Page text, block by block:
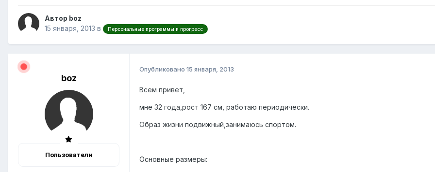
Автор boz
15 января, 2013 в Персональные программы и прогресс
boz
Пользователи
Опубликовано 15 января, 2013
Всем привет,
мне 32 года,рост 167 см, работаю периодически.
Oбраз жизни подвижный,занимаюсь спортом.
Oсновные размеры: